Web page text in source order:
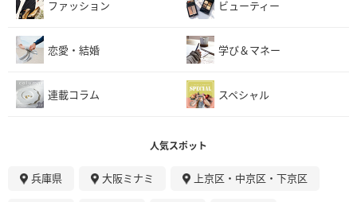
ファッション ビューティー
恋愛・結婚 学び＆マネー
連載コラム スペシャル
人気スポット
兵庫県 大阪ミナミ 上京区・中京区・下京区